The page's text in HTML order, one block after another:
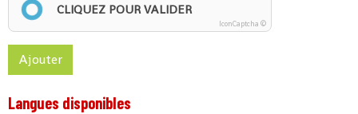
CLIQUEZ POUR VALIDER
IconCaptcha ©
Ajouter
Langues disponibles